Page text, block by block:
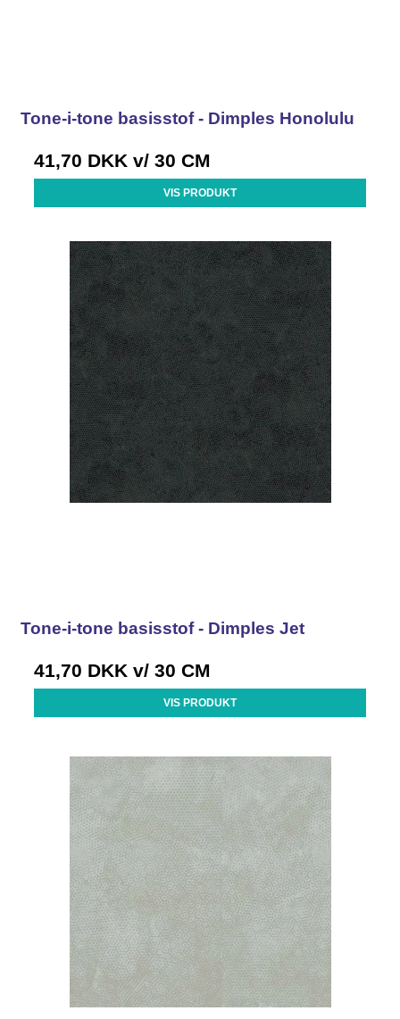
Tone-i-tone basisstof - Dimples Honolulu
41,70 DKK v/ 30 CM
VIS PRODUKT
Tone-i-tone basisstof - Dimples Jet
41,70 DKK v/ 30 CM
VIS PRODUKT